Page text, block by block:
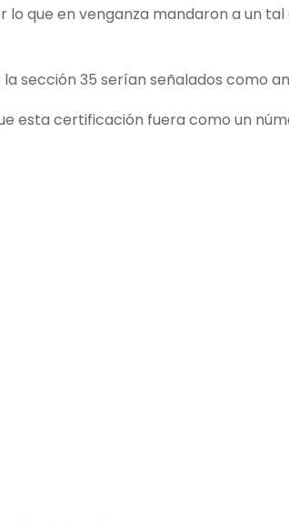
lo que en venganza mandaron a un
sección 35 serían señalados como
esta certificación fuera como un